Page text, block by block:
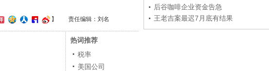
后谷咖啡企业资金告急
王老吉案最迟7月底有结果
】 责任编辑：刘名
热词推荐
税率
美国公司